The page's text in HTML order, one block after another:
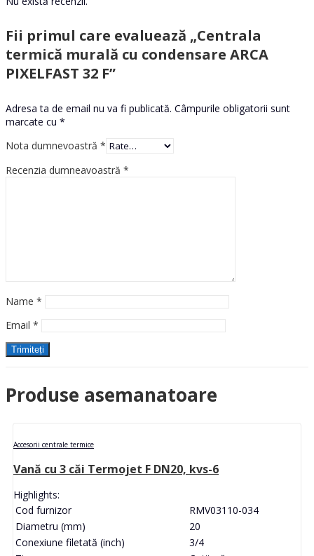
Fii primul care evaluează „Centrala
termică murală cu condensare ARCA
PIXELFAST 32 F”
Adresa ta de email nu va fi publicată. Câmpurile obligatorii sunt
marcate cu *
Nota dumnevoastră *
Recenzia dumneavoastră *
Name *
Email *
Produse asemanatoare
Accesorii centrale termice
Vană cu 3 căi Termojet F DN20, kvs-6
Highlights:
Cod furnizor
RMV03110-034
Diametru (mm)
20
Conexiune filetată (inch)
3/4